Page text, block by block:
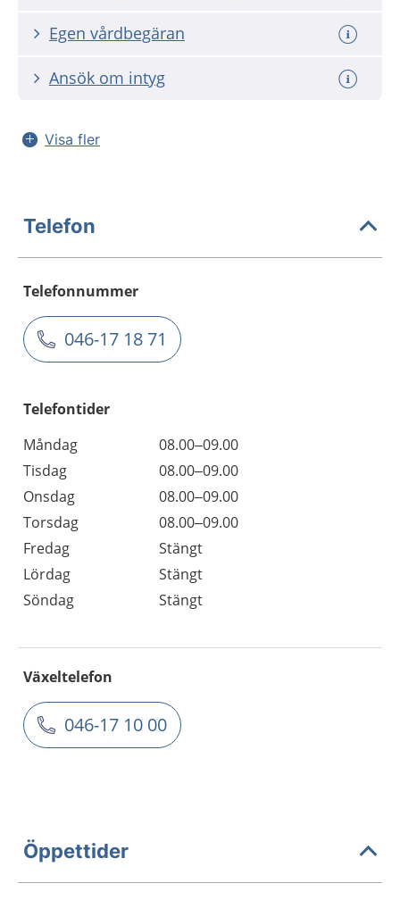
Egen vårdbegäran
Ansök om intyg
Visa fler
Telefon
Telefonnummer
046-17 18 71
Telefontider
Måndag
08.00–09.00
Tisdag
08.00–09.00
Onsdag
08.00–09.00
Torsdag
08.00–09.00
Fredag
Stängt
Lördag
Stängt
Söndag
Stängt
Växeltelefon
046-17 10 00
Öppettider